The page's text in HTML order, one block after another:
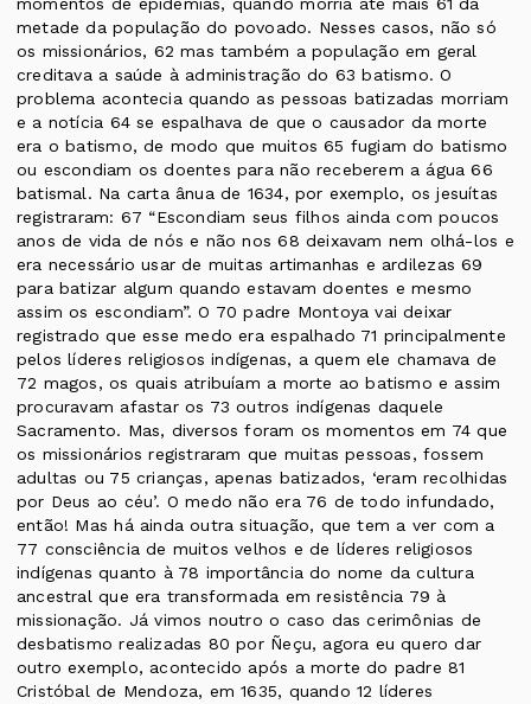
momentos de epidemias, quando morria até mais 61 da
metade da população do povoado. Nesses casos, não só
os missionários, 62 mas também a população em geral
creditava a saúde à administração do 63 batismo. O
problema acontecia quando as pessoas batizadas morriam
e a notícia 64 se espalhava de que o causador da morte
era o batismo, de modo que muitos 65 fugiam do batismo
ou escondiam os doentes para não receberem a água 66
batismal. Na carta ânua de 1634, por exemplo, os jesuítas
registraram: 67 “Escondiam seus filhos ainda com poucos
anos de vida de nós e não nos 68 deixavam nem olhá-los e
era necessário usar de muitas artimanhas e ardilezas 69
para batizar algum quando estavam doentes e mesmo
assim os escondiam”. O 70 padre Montoya vai deixar
registrado que esse medo era espalhado 71 principalmente
pelos líderes religiosos indígenas, a quem ele chamava de
72 magos, os quais atribuíam a morte ao batismo e assim
procuravam afastar os 73 outros indígenas daquele
Sacramento. Mas, diversos foram os momentos em 74 que
os missionários registraram que muitas pessoas, fossem
adultas ou 75 crianças, apenas batizados, ‘eram recolhidas
por Deus ao céu’. O medo não era 76 de todo infundado,
então! Mas há ainda outra situação, que tem a ver com a
77 consciência de muitos velhos e de líderes religiosos
indígenas quanto à 78 importância do nome da cultura
ancestral que era transformada em resistência 79 à
missionação. Já vimos noutro o caso das cerimônias de
desbatismo realizadas 80 por Ñeçu, agora eu quero dar
outro exemplo, acontecido após a morte do padre 81
Cristóbal de Mendoza, em 1635, quando 12 líderes